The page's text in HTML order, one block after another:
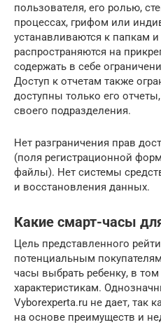
пользователя, его ролью,
процессах, грифом или
устанавливаются к папкам
распространяются на
содержать в себе
Доступ к отчетам также
доступны только его
своего подразделения.
Нет разграничения прав
(поля регистрационной
файлы). Нет системы
и восстановления данных.
Какие смарт-часы
Цель представленного
потенциальным
часы выбрать ребенку, в
характеристикам.
Vyborexperta.ru не дает, так
на основе преимуществ и